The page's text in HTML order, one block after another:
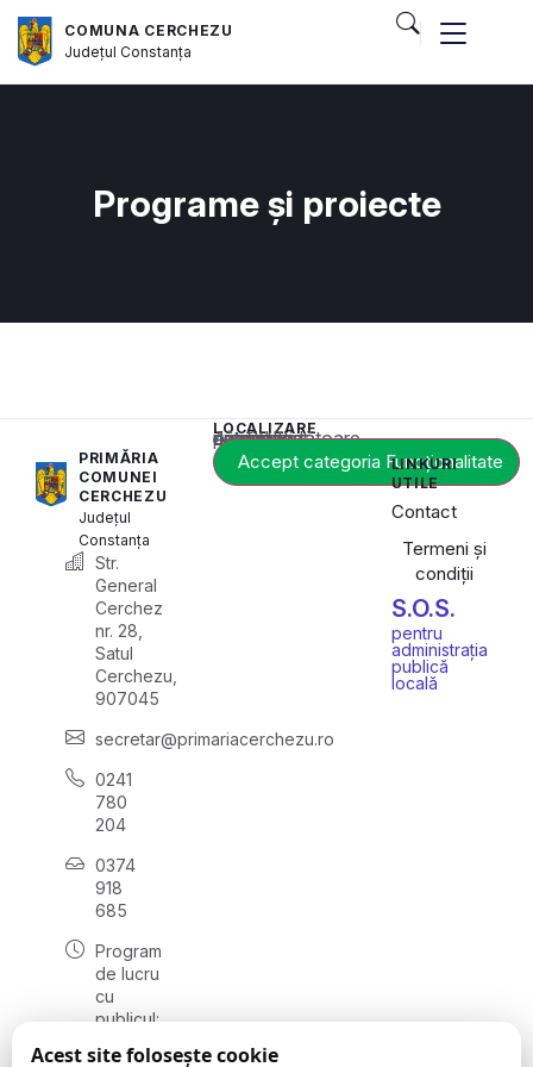
COMUNA CERCHEZU
JudețulConstanța
Programe și proiecte
PRIMĂRIA
COMUNEI
CERCHEZU
Județul
Constanța
Str.
General
Cerchez
nr. 28,
Satul
Cerchezu,
907045
secretar@primariacerchezu.ro
0241
780
204
0374
918
685
Program
de lucru
cu
publicul:
LOCALIZARE
Acest conținut este blocat până când acceptați categoria corespunzătoare de cookie-uri.
Accept categoria Funcționalitate
LINKURI
UTILE
Contact
Termeni și
condiții
S.O.S.
pentru
administrația
publică
locală
Acest site folosește cookie